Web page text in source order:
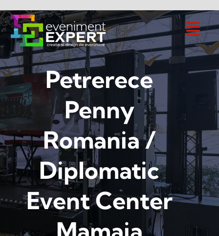
to
content
Petrerece
Penny
Romania /
Diplomatic
Event Center